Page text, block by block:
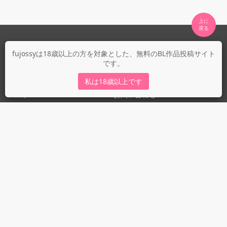
fujossyは18歳以上の方を対象とした、無料のBL作品投稿サイト
です。
私は18歳以上です
上に
fujossyについて
fujossy運営ブログ